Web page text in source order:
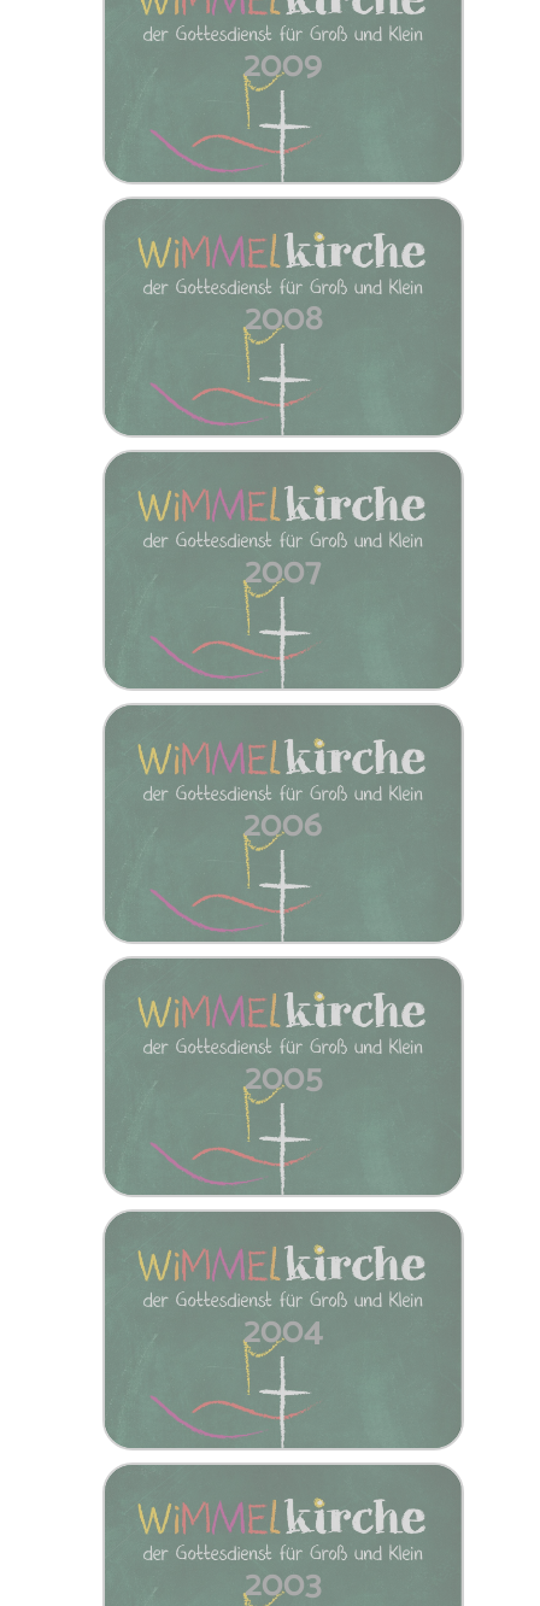
2009
2008
2007
2006
2005
2004
2003